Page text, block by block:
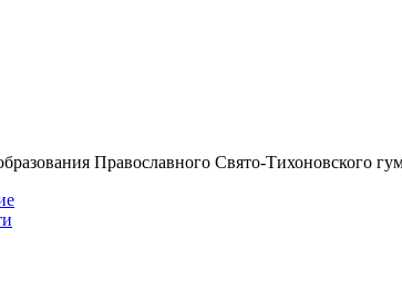
Православного Свято-Тихоновского